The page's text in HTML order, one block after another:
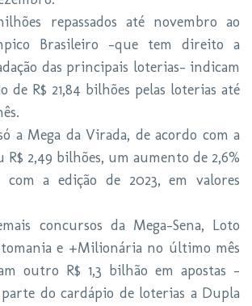
repassados até novembro ao
Brasileiro -que tem direito a
das principais loterias- indicam
de R$ 21,84 bilhões pelas loterias até
a Mega da Virada, de acordo com a
R$ 2,49 bilhões, um aumento de 2,6%
com a edição de 2023, em valores
concursos da Mega-Sena, Loto
e +Milionária no último mês
outro R$ 1,3 bilhão em apostas -
do cardápio de loterias a Dupla